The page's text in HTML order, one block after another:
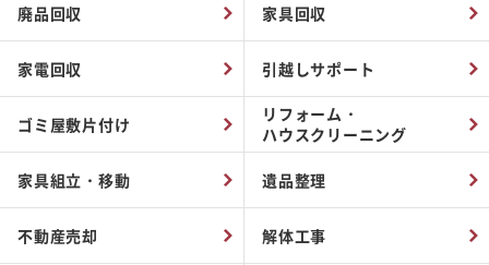
廃品回収 家具回収
家電回収 引越しサポート
ゴミ屋敷片付け
リフォーム・
ハウスクリーニング
家具組立・移動 遺品整理
不動産売却 解体工事